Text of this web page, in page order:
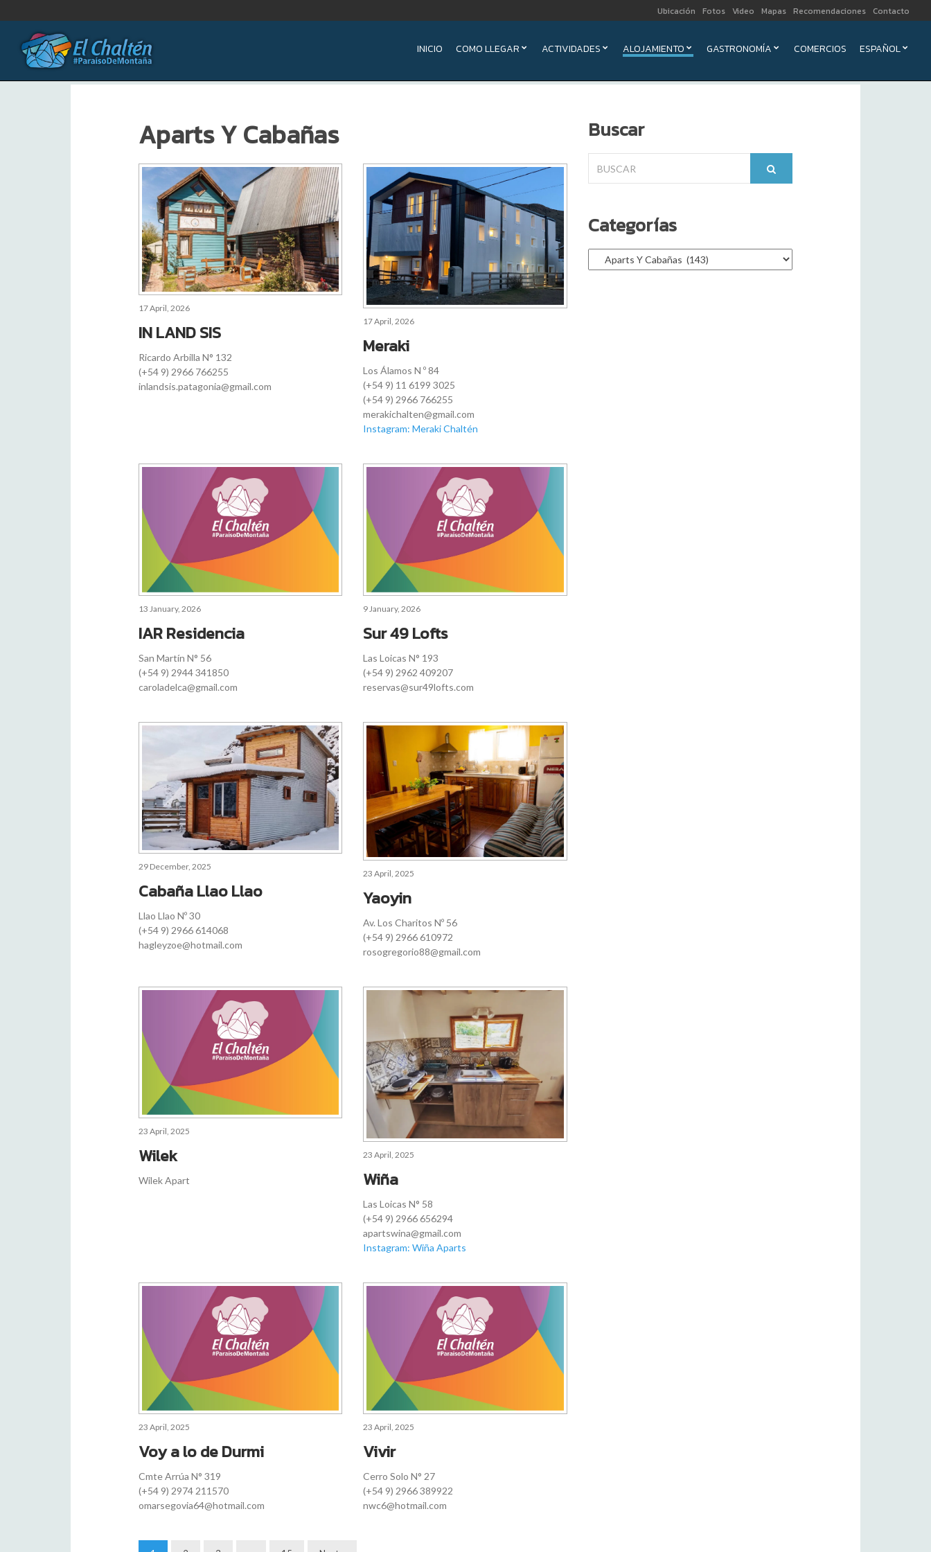
Ubicación Fotos Video Mapas Recomendaciones Contacto
INICIO COMO LLEGAR ACTIVIDADES ALOJAMIENTO GASTRONOMÍA COMERCIOS ESPAÑOL
Aparts Y Cabañas
17 April, 2026
IN LAND SIS
Ricardo Arbilla N° 132
(+54 9) 2966 766255
inlandsis.patagonia@gmail.com
17 April, 2026
Meraki
Los Álamos N º 84
(+54 9) 11 6199 3025
(+54 9) 2966 766255
merakichalten@gmail.com
Instagram: Meraki Chaltén
13 January, 2026
IAR Residencia
San Martín N° 56
(+54 9) 2944 341850
caroladelca@gmail.com
9 January, 2026
Sur 49 Lofts
Las Loicas N° 193
(+54 9) 2962 409207
reservas@sur49lofts.com
29 December, 2025
Cabaña Llao Llao
Llao Llao Nº 30
(+54 9) 2966 614068
hagleyzoe@hotmail.com
23 April, 2025
Yaoyin
Av. Los Charitos Nº 56
(+54 9) 2966 610972
rosogregorio88@gmail.com
23 April, 2025
Wilek
Wilek Apart
23 April, 2025
Wiña
Las Loicas N° 58
(+54 9) 2966 656294
apartswina@gmail.com
Instagram: Wiña Aparts
23 April, 2025
Voy a lo de Durmi
Cmte Arrúa N° 319
(+54 9) 2974 211570
omarsegovia64@hotmail.com
23 April, 2025
Vivir
Cerro Solo N° 27
(+54 9) 2966 389922
nwc6@hotmail.com
Buscar
for:
Categorías
Categorías